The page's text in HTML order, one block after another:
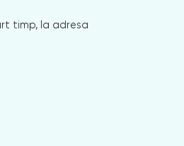
timp, la adresa